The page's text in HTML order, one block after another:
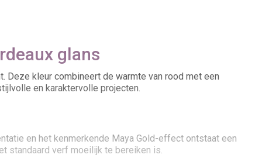
glans
kleur combineert de warmte van rood met een
en karaktervolle projecten.
en het kenmerkende Maya Gold-effect ontstaat een
standaard verf moeilijk te bereiken is.